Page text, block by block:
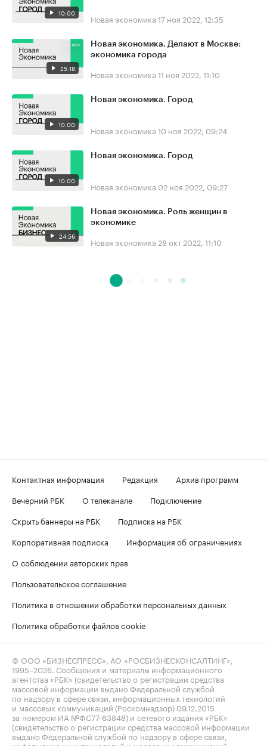
10:00 Новая экономика 17 ноя 2022, 12:35
25:18
Новая экономика. Делают в Москве:
экономика города
Новая экономика 11 ноя 2022, 11:10
10:00
Новая экономика. Город
Новая экономика 10 ноя 2022, 09:24
10:00
Новая экономика. Город
Новая экономика 02 ноя 2022, 09:27
24:56
Новая экономика. Роль женщин в
экономике
Новая экономика 28 окт 2022, 11:10
Контактная информация Редакция
Архив программ
Вечерний РБК
О телеканале
Подключение
Скрыть баннеры на РБК
Подписка на РБК
Корпоративная подписка
Информация об ограничениях
О соблюдении авторских прав
Пользовательское соглашение
Политика в отношении обработки персональных данных
Политика обработки файлов cookie
© ООО «БИЗНЕСПРЕСС», АО «РОСБИЗНЕСКОНСАЛТИНГ»,
1995–2026. Сообщения и материалы информационного
агентства «РБК» (свидетельство о регистрации средства
массовой информации выдано Федеральной службой
по надзору в сфере связи, информационных технологий
и массовых коммуникаций (Роскомнадзор) 09.12.2015
за номером ИА №ФС77-63848) и сетевого издания «РБК»
(свидетельство о регистрации средства массовой информации
выдано Федеральной службой по надзору в сфере связи,